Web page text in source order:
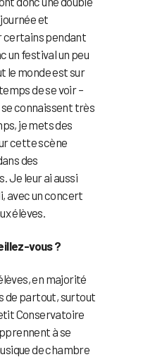
et
certains pendant
un festival un peu
le monde est sur
de se voir –
se connaissent très
je mets des
cette scène
des
Je leur ai aussi
avec un concert
élèves.
vous ?
en majorité
de partout, surtout
Conservatoire
à se
de chambre